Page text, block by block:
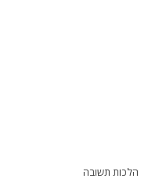
הלכות תשובה